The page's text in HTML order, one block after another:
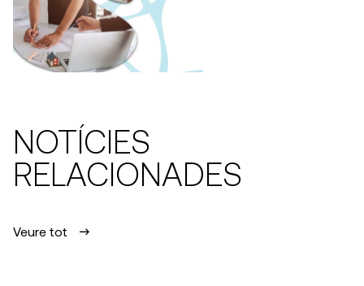
NOTÍCIES
RELACIONADES
Veure tot